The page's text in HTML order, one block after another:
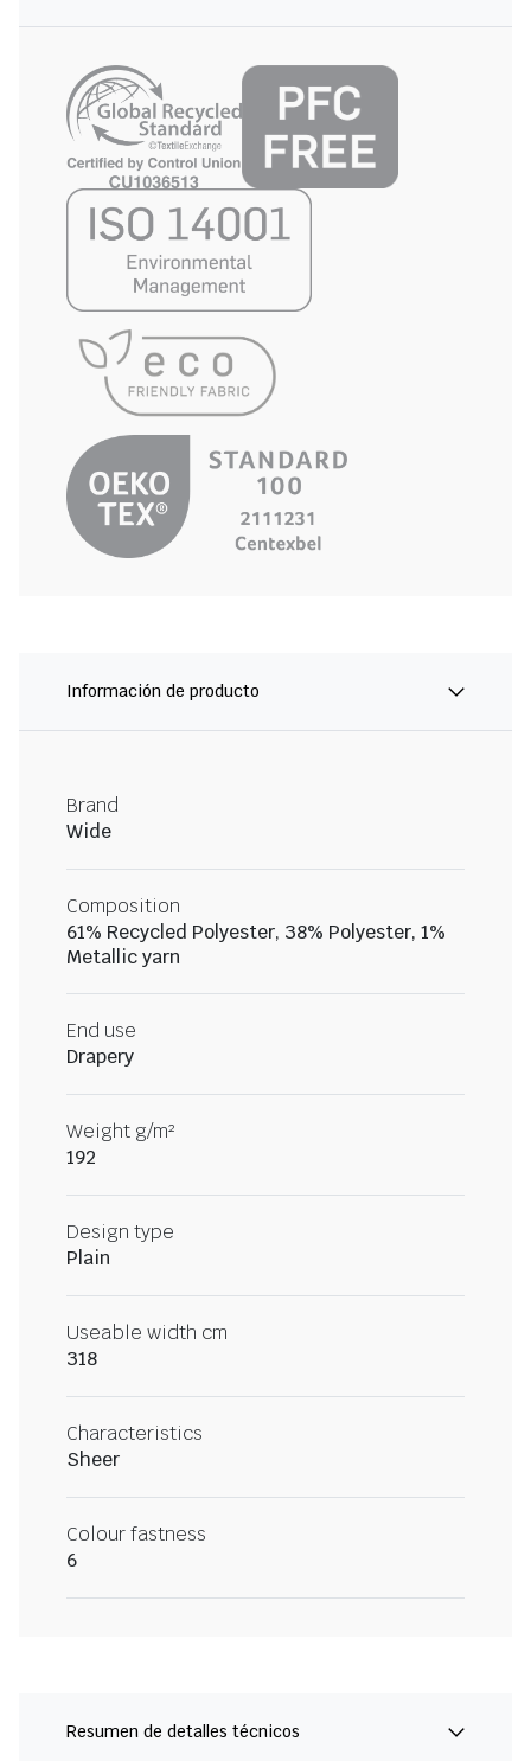
Información de producto
Brand
Wide
Composition
61% Recycled Polyester, 38% Polyester, 1%
Metallic yarn
End use
Drapery
Weight g/m²
192
Design type
Plain
Useable width cm
318
Characteristics
Sheer
Colour fastness
6
Resumen de detalles técnicos